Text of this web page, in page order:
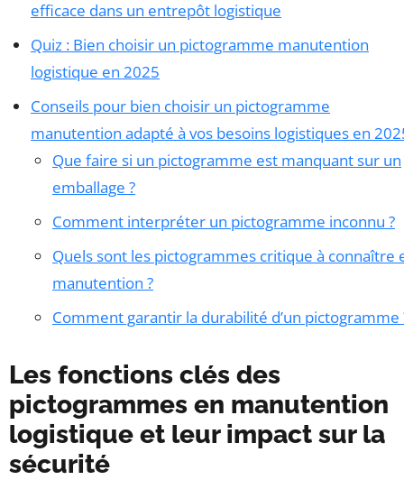
efficace dans un entrepôt logistique
Quiz : Bien choisir un pictogramme manutention
logistique en 2025
Conseils pour bien choisir un pictogramme
manutention adapté à vos besoins logistiques en
Que faire si un pictogramme est manquant sur un
emballage ?
Comment interpréter un pictogramme inconnu ?
Quels sont les pictogrammes critique à connaître
manutention ?
Comment garantir la durabilité d’un pictogramme
Les fonctions clés des
pictogrammes en manutention
logistique et leur impact sur la
sécurité